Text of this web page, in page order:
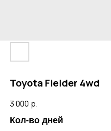
Toyota Fielder 4wd
3 000 р.
Кол-во дней